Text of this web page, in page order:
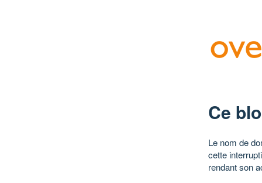
Ce
Le nom de
cette
rendant son